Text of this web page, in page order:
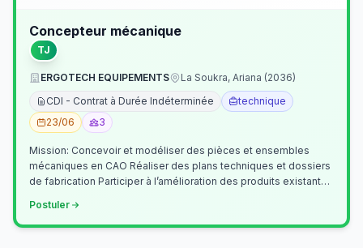
Concepteur mécanique
TJ
ERGOTECH EQUIPEMENTS
La Soukra, Ariana (2036)
CDI - Contrat à Durée Indéterminée
technique
23/06
3
Mission: Concevoir et modéliser des pièces et ensembles
mécaniques en CAO Réaliser des plans techniques et dossiers
de fabrication Participer à l’amélioration des produits existants
Postuler